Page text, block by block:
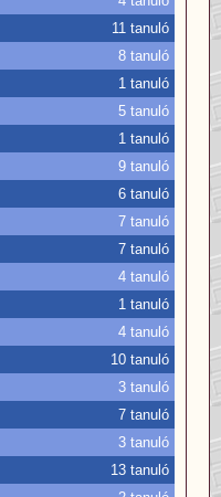
11 tanuló
8 tanuló
1 tanuló
5 tanuló
1 tanuló
9 tanuló
6 tanuló
7 tanuló
7 tanuló
4 tanuló
1 tanuló
4 tanuló
10 tanuló
3 tanuló
7 tanuló
3 tanuló
13 tanuló